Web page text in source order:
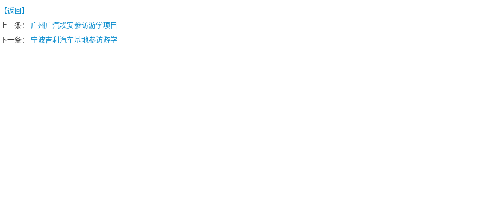
【返回】
上一条： 广州广汽埃安参访游学项目
下一条： 宁波吉利汽车基地参访游学